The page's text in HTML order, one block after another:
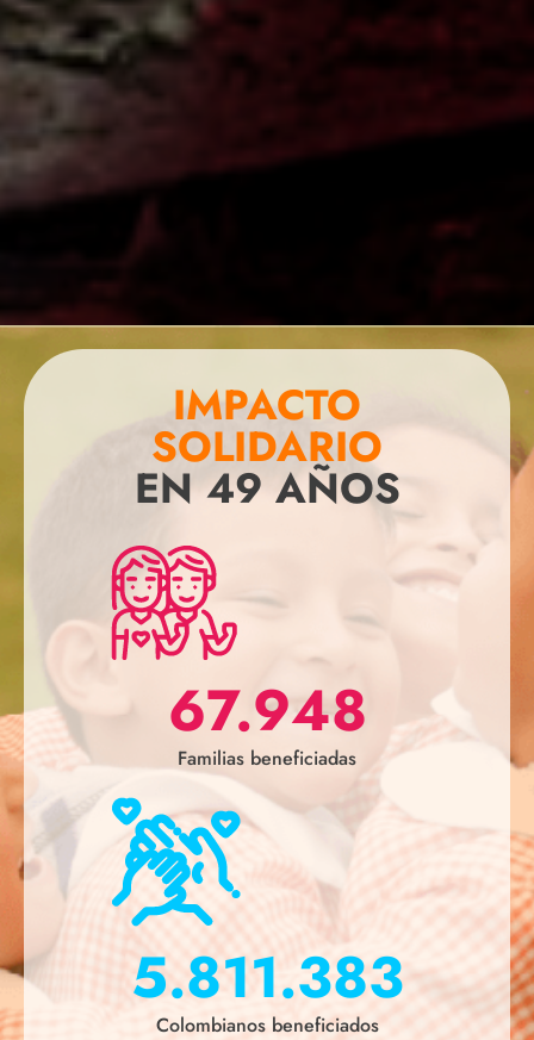
IMPACTO
SOLIDARIO
EN 49 AÑOS
67.948
Familias beneficiadas
5.811.383
Colombianos beneficiados